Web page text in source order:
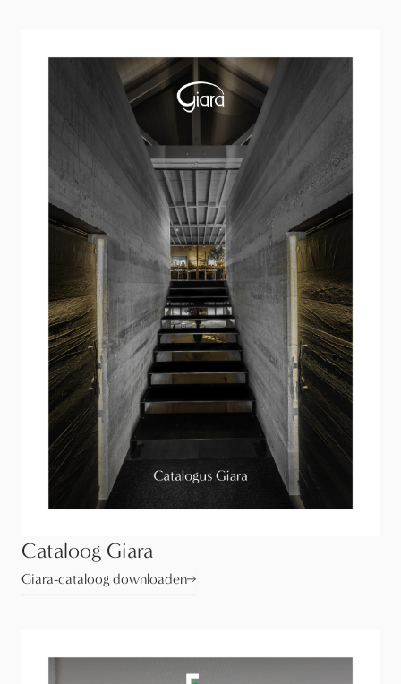
Cataloog Giara
Giara-cataloog downloaden